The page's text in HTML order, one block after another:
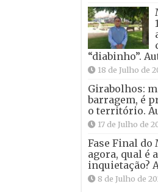
“diabinho”.
18 de Julho de
Girabolhos:
barragem, é
o território.
17 de Julho de
Fase Final do
agora, qual é
inquietação?
8 de Julho de